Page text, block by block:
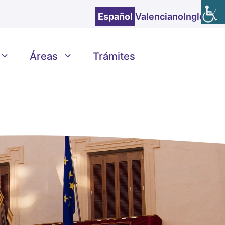
Español ValencianoInglés
Áreas Trámites